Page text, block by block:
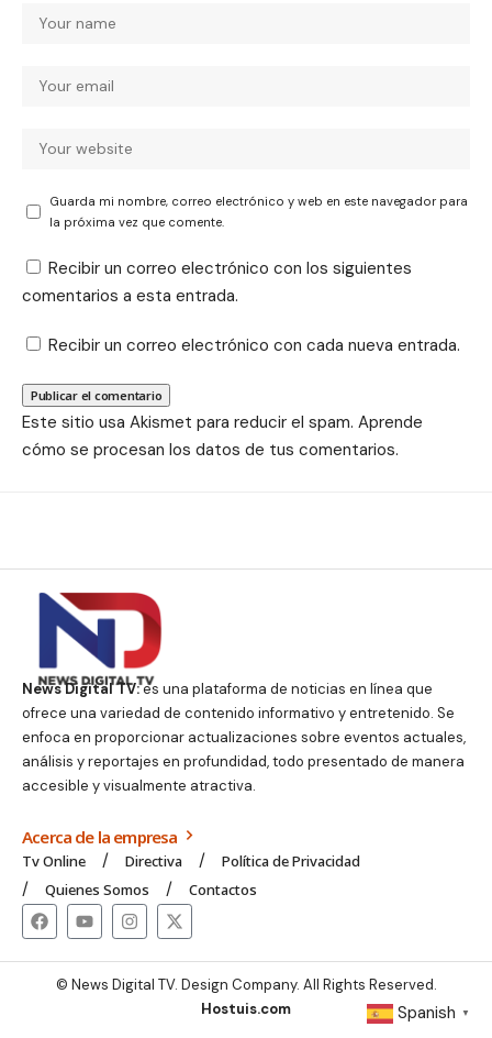
Guarda mi nombre, correo electrónico y web en este navegador para
la próxima vez que comente.
Recibir un correo electrónico con los siguientes
comentarios a esta entrada.
Recibir un correo electrónico con cada nueva entrada.
Este sitio usa Akismet para reducir el spam. Aprende
cómo se procesan los datos de tus comentarios.
News Digital TV:es una plataforma de noticias en línea que
ofrece una variedad de contenido informativo y entretenido. Se
enfoca en proporcionar actualizaciones sobre eventos actuales,
análisis y reportajes en profundidad, todo presentado de manera
accesible y visualmente atractiva.
Acerca de la empresa
Tv Online Directiva
Política de Privacidad
Quienes Somos
Contactos
© News Digital TV. Design Company. All Rights Reserved.
Hostuis.com
Spanish ▼